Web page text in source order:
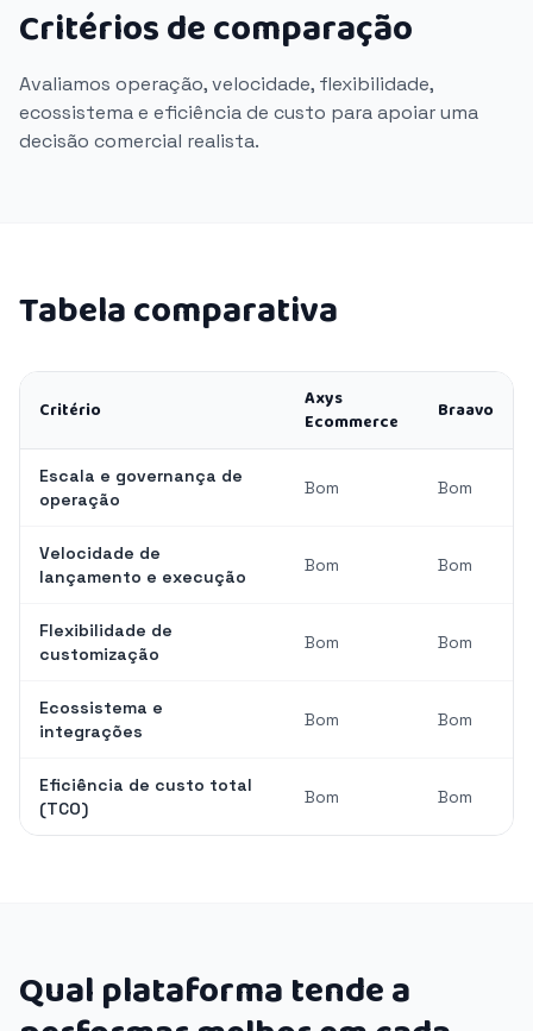
Critérios de comparação
Avaliamos operação, velocidade, flexibilidade,
ecossistema e eficiência de custo para apoiar uma
decisão comercial realista.
Tabela comparativa
Critério
Axys
Ecommerce
Braavo
Escala e governança de
operação
Bom Bom
Velocidade de
lançamento e execução
Bom Bom
Flexibilidade de
customização
Bom Bom
Ecossistema e
integrações
Bom Bom
Eficiência de custo total
(TCO)
Bom Bom
Qual plataforma tende a